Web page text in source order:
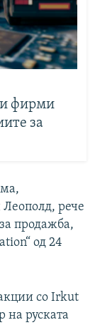
фирми
за
рече
продажба,
од 24
со Irkut
на руската